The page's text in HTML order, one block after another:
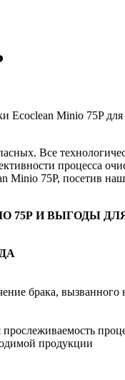
Ecoclean Minio 75P
Все
процесса
75P, посетив
75Р И ВЫГОДЫ
брака, вызванного
продукции